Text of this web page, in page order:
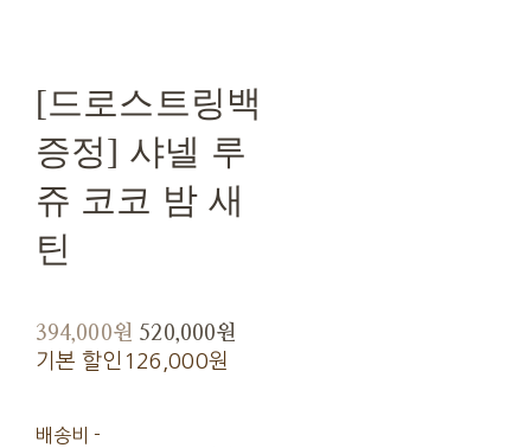
[드로스트링백
증정] 샤넬 루
쥬 코코 밤 새
틴
394,000원 520,000원
기본 할인 126,000원
배송비 -